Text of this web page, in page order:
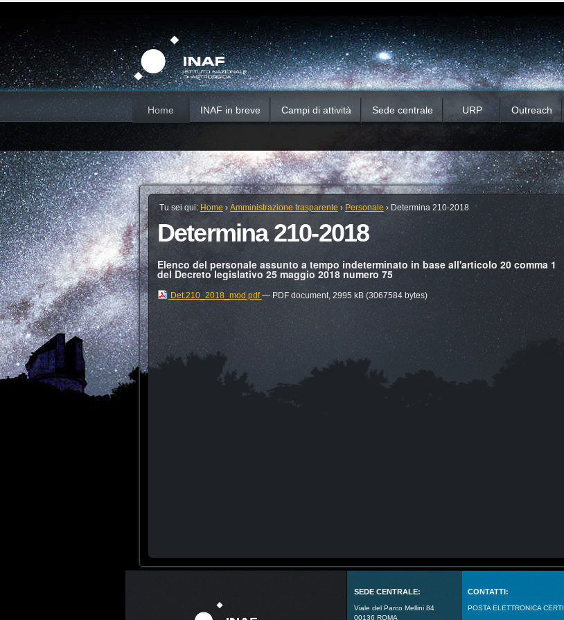
contenuti.
Salta
alla
navigazione
Home INAF in breve Campi di attività Sede centrale URP Outreach
Tu sei qui: Home › Amministrazione trasparente › Personale › Determina 210-2018
Determina 210-2018
Elenco del personale assunto a tempo indeterminato in base all'articolo 20 comma 1
del Decreto legislativo 25 maggio 2018 numero 75
Det.210_2018_mod.pdf— PDF document, 2995 kB (3067584 bytes)
SEDE CENTRALE:
Viale del Parco Mellini 84
00136 ROMA
CONTATTI:
POSTA ELETTRONICA